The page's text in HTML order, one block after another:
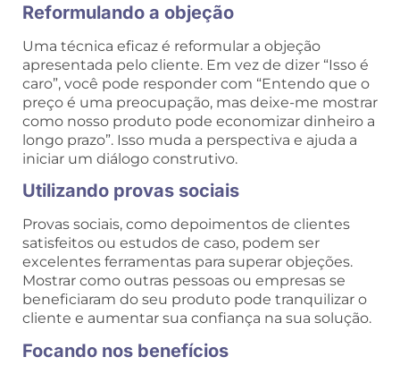
Reformulando a objeção
Uma técnica eficaz é reformular a objeção
apresentada pelo cliente. Em vez de dizer “Isso é
caro”, você pode responder com “Entendo que o
preço é uma preocupação, mas deixe-me mostrar
como nosso produto pode economizar dinheiro a
longo prazo”. Isso muda a perspectiva e ajuda a
iniciar um diálogo construtivo.
Utilizando provas sociais
Provas sociais, como depoimentos de clientes
satisfeitos ou estudos de caso, podem ser
excelentes ferramentas para superar objeções.
Mostrar como outras pessoas ou empresas se
beneficiaram do seu produto pode tranquilizar o
cliente e aumentar sua confiança na sua solução.
Focando nos benefícios